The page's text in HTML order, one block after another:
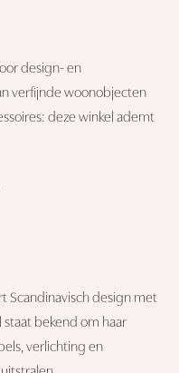
design- en
verfijnde woonobjecten
deze winkel ademt
Scandinavisch design met
staat bekend om haar
verlichting en